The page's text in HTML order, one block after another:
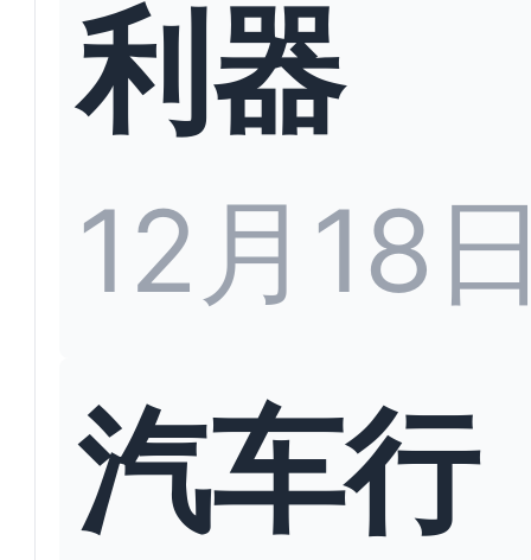
利器
12月18
汽车行